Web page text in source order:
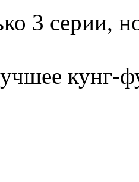
3 серии,
кунг-